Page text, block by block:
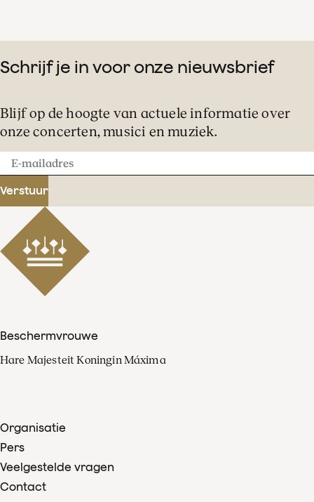
Schrijf je in voor onze nieuwsbrief
Blijf op de hoogte van actuele informatie over
onze concerten, musici en muziek.
E-
mailadres
Verstuur
Beschermvrouwe
Hare Majesteit Koningin Máxima
Organisatie
Pers
Veelgestelde vragen
Contact